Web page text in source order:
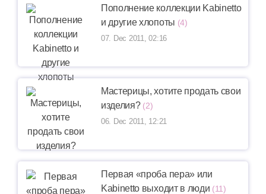
Пополнение коллекции Kabinetto
и другие хлопоты (4)
07. Dec 2011, 02:16
Мастерицы, хотите продать свои
изделия? (2)
06. Dec 2011, 12:21
Первая «проба пера» или
Kabinetto выходит в люди (11)